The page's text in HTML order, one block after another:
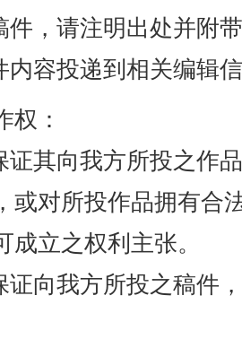
件，请注明出处并附
内容投递到相关编辑
权：
证其向我方所投之作
或对所投作品拥有合
成立之权利主张。
证向我方所投之稿件